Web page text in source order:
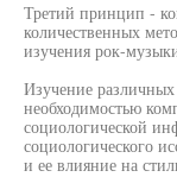
Третий принцип -
количественных
изучения рок-
Изучение различных
необходимостью
социологической
социологического
и ее влияние на